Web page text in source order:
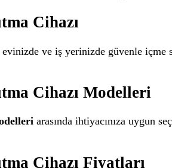
Cihazı
ve iş yerinizde güvenle içme
Cihazı Modelleri
arasında ihtiyacınıza uygun
Cihazı Fiyatları